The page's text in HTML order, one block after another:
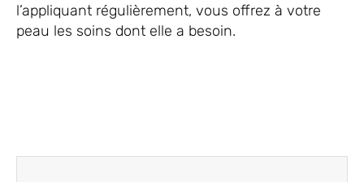
l’appliquant régulièrement, vous offrez à votre
peau les soins dont elle a besoin.